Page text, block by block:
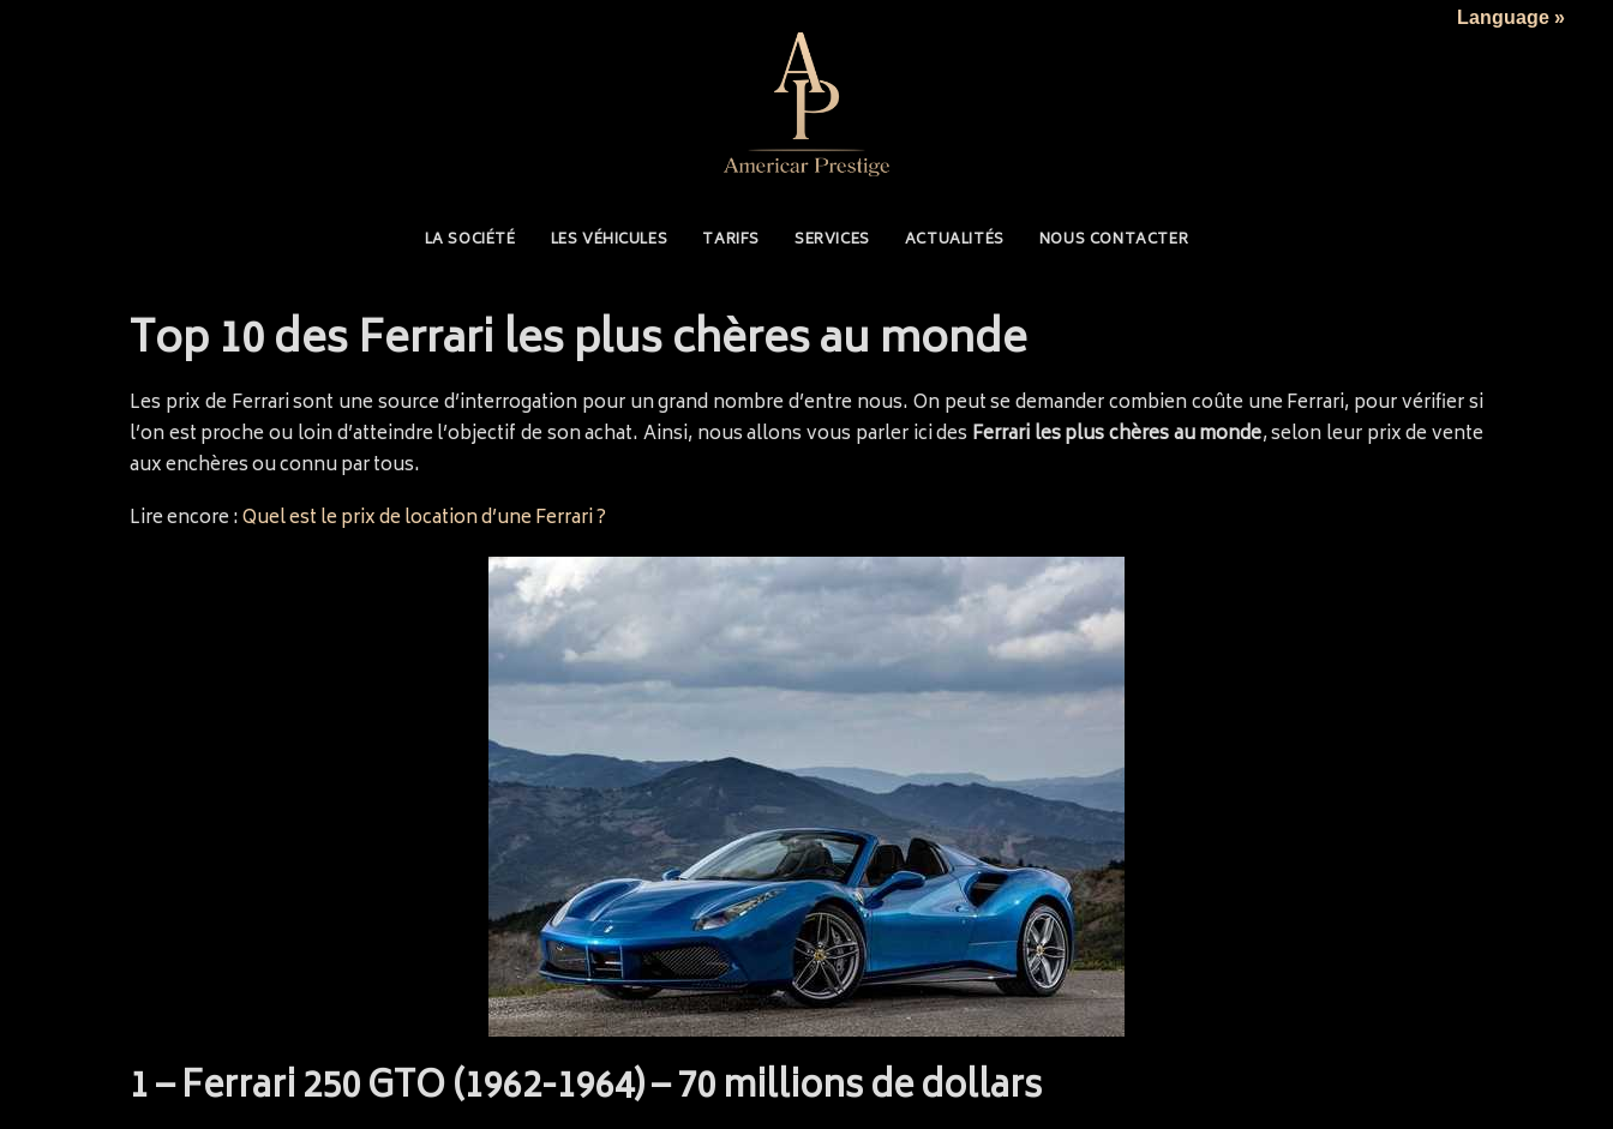
LA SOCIÉTÉ LES VÉHICULES TARIFS SERVICES ACTUALITÉS NOUS CONTACTER
Top 10 des Ferrari les plus chères au monde
Les prix de Ferrari sont une source d’interrogation pour un grand nombre d’entre nous. On peut se demander combien coûte une Ferrari, pour vérifier si
l’on est proche ou loin d’atteindre l’objectif de son achat. Ainsi, nous allons vous parler ici des Ferrari les plus chères au monde, selon leur prix de vente
aux enchères ou connu par tous.
Lire encore :Quel est le prix de location d’une Ferrari ?
1 – Ferrari 250 GTO (1962-1964) – 70 millions de dollars
Language »